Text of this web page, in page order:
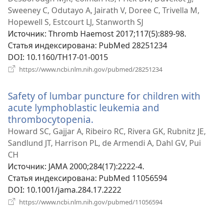
новом
Sweeney C, Odutayo A, Jairath V, Doree C, Trivella M,
Hopewell S, Estcourt LJ, Stanworth SJ
Источник‎: Thromb Haemost 2017;117(5):889-98.
Статья индексирована‎: PubMed 28251234
DOI‎: 10.1160/TH17-01-0015
https://www.ncbi.nlm.nih.gov/pubmed/28251234
окне)
Safety of lumbar puncture for children with
acute lymphoblastic leukemia and
thrombocytopenia.
в
новом
Howard SC, Gajjar A, Ribeiro RC, Rivera GK, Rubnitz JE,
Sandlund JT, Harrison PL, de Armendi A, Dahl GV, Pui
CH
Источник‎: JAMA 2000;284(17):2222-4.
Статья индексирована‎: PubMed 11056594
DOI‎: 10.1001/jama.284.17.2222
https://www.ncbi.nlm.nih.gov/pubmed/11056594